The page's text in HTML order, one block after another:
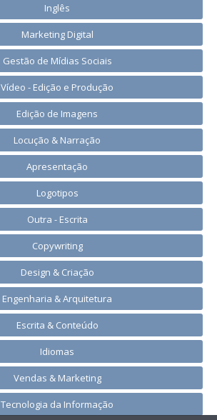
Inglês
Marketing Digital
Gestão de Mídias Sociais
Vídeo - Edição e Produção
Edição de Imagens
Locução & Narração
Apresentação
Logotipos
Outra - Escrita
Copywriting
Design & Criação
Engenharia & Arquitetura
Escrita & Conteúdo
Idiomas
Vendas & Marketing
Tecnologia da Informação